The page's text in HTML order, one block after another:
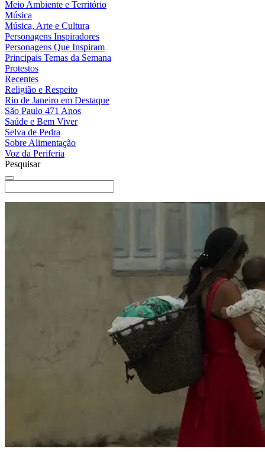
Meio Ambiente e Território
Música
Música, Arte e Cultura
Personagens Inspiradores
Personagens Que Inspiram
Principais Temas da Semana
Protestos
Recentes
Religião e Respeito
Rio de Janeiro em Destaque
São Paulo 471 Anos
Saúde e Bem Viver
Selva de Pedra
Sobre Alimentação
Voz da Periferia
Pesquisar